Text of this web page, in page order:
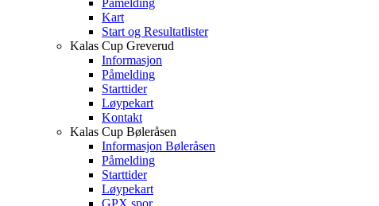
Påmelding
Kart
Start og Resultatlister
Kalas Cup Greverud
Informasjon
Påmelding
Starttider
Løypekart
Kontakt
Kalas Cup Bøleråsen
Informasjon Bøleråsen
Påmelding
Starttider
Løypekart
GPX spor